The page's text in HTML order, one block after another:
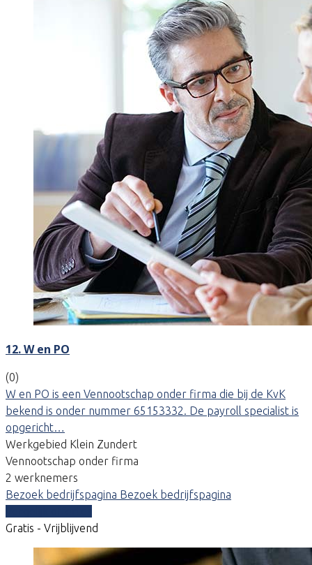
12. W en PO
(0)
W en PO is een Vennootschap onder firma die bij de KvK
bekend is onder nummer 65153332. De payroll specialist is
opgericht…
Werkgebied Klein Zundert
Vennootschap onder firma
2 werknemers
Bezoek bedrijfspagina Bezoek bedrijfspagina
Gratis - Vrijblijvend